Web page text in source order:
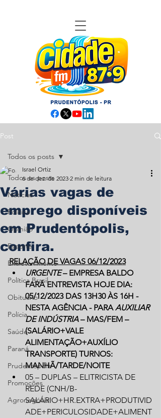
Post
Todos os posts
Notícias
Política
Opinião
Esporte
Entretenimento
Política Brasil
Obituário
Polícia
Saúde
Paraná
Prudentópolis
Promoções
Agronegócio
Todos os posts
Várias vagas de
emprego disponíveis
em Prudentópolis,
confira.
Israel Ortiz
6 de dez. de 2023 2 min de leitura
RELAÇÃO DE VAGAS 06/12/2023
URGENTE – EMPRESA BALDO
FARÁ ENTREVISTA HOJE DIA:
05/12/2023 DAS 13H30 ÀS 16H -
NESTA AGÊNCIA - PARA AUXILIAR
DE INDÚSTRIA – MAS/FEM –
(SALÁRIO+VALE
ALIMENTAÇÃO+AUXÍLIO
TRANSPORTE) TURNOS:
MANHÃ/TARDE/NOITE
05 – DUPLAS – ELITRICISTA DE
REDE (CNH/B-
SALÁRIO+HR.EXTRA+PRODUTIVID
ADE+PERICULOSIDADE+ALIMENT